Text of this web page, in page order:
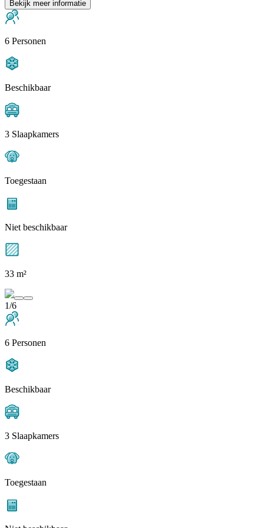
Bekijk meer informatie
6 Personen
Beschikbaar
3 Slaapkamers
Toegestaan
Niet beschikbaar
33 m²
1/6
6 Personen
Beschikbaar
3 Slaapkamers
Toegestaan